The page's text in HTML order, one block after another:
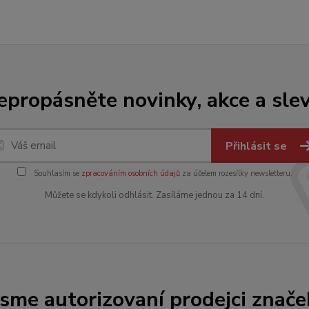
novinky, akce a
Přihlásit se
Souhlasím se zpracováním osobních údajůza účelem rozesílky newsletteru.
Můžete se kdykoli odhlásit. Zasíláme jednou za 14 dní.
autorizovaní prodejci